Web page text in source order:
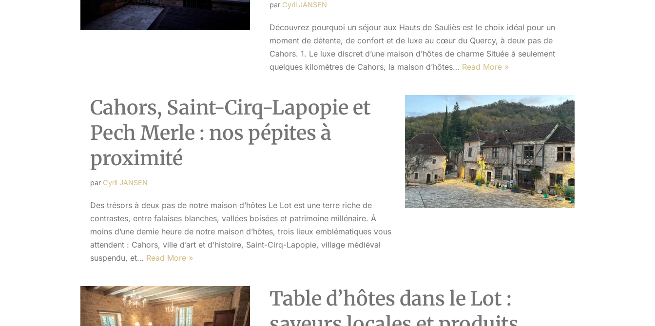
par Cyril JANSEN
Découvrez pourquoi un séjour aux Hauts de Sauliès est le choix idéal pour un
moment de détente, de confort et de luxe au cœur du Quercy, à deux pas de
Cahors. 1. Le luxe discret d’une maison d’hôtes de charme Située à seulement
quelques kilomètres de Cahors, la maison d’hôtes… Read More »
Cahors, Saint-Cirq-Lapopie et
Pech Merle : nos pépites à
proximité
par Cyril JANSEN
Des trésors à deux pas de notre maison d’hôtes Le Lot est une terre riche de
contrastes, entre falaises blanches, vallées boisées et patrimoine millénaire. À
moins d’une demie heure de notre maison d’hôtes, trois lieux emblématiques vous
attendent : Cahors, ville d’art et d’histoire, Saint-Cirq-Lapopie, village médiéval
suspendu, et… Read More »
Table d’hôtes dans le Lot :